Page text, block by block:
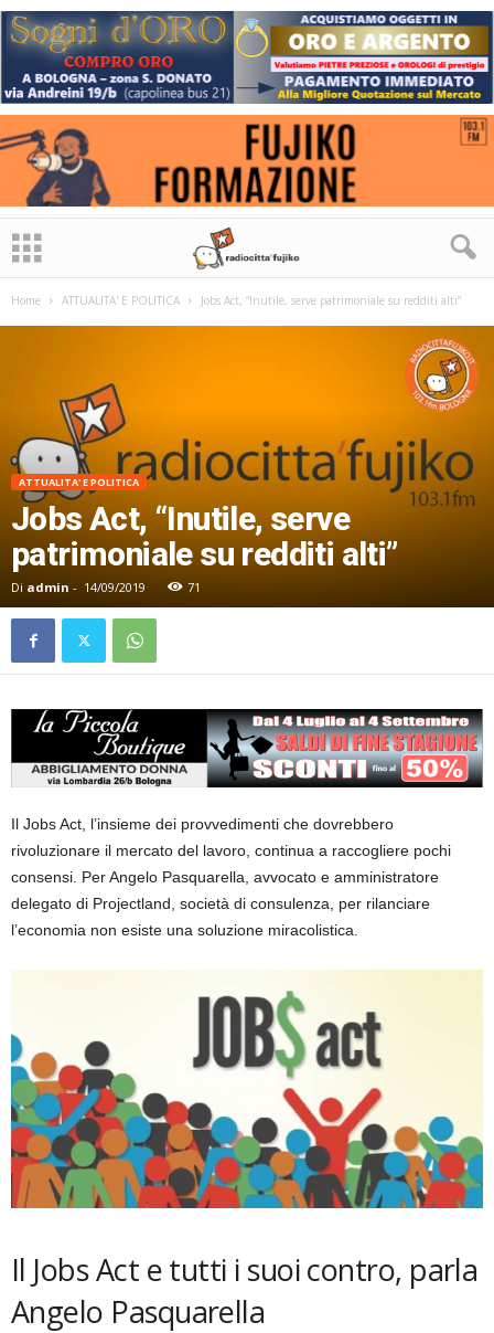
Home ATTUALITA' E POLITICA Jobs Act, “Inutile, serve patrimoniale su redditi alti”
ATTUALITA' E POLITICA
Jobs Act, “Inutile, serve
patrimoniale su redditi alti”
Di admin - 14/09/2019 71
Il Jobs Act, l’insieme dei provvedimenti che dovrebbero
rivoluzionare il mercato del lavoro, continua a raccogliere pochi
consensi. Per Angelo Pasquarella, avvocato e amministratore
delegato di Projectland, società di consulenza, per rilanciare
l’economia non esiste una soluzione miracolistica.
Il Jobs Act e tutti i suoi contro, parla
Angelo Pasquarella